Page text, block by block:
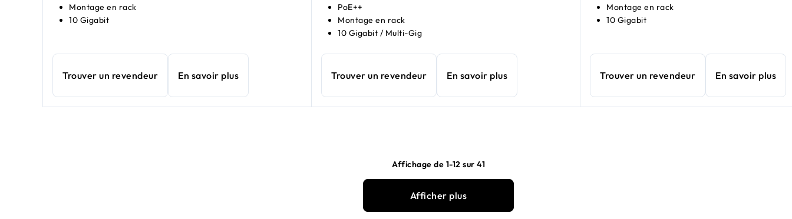
Montage en rack
10 Gigabit
Trouver un revendeur En savoir plus
PoE++
Montage en rack
10 Gigabit / Multi-Gig
Trouver un revendeur En savoir plus
Montage en rack
10 Gigabit
Trouver un revendeur En savoir plus
Affichage de 1-12 sur 41
Afficher plus